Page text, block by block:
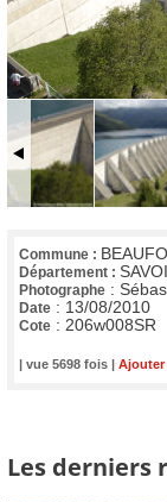
Commune :
Département :
Photographe :
Date : 13/08/2010
Cote : 206w008SR
| vue 5698 fois | Ajouter
Les derniers